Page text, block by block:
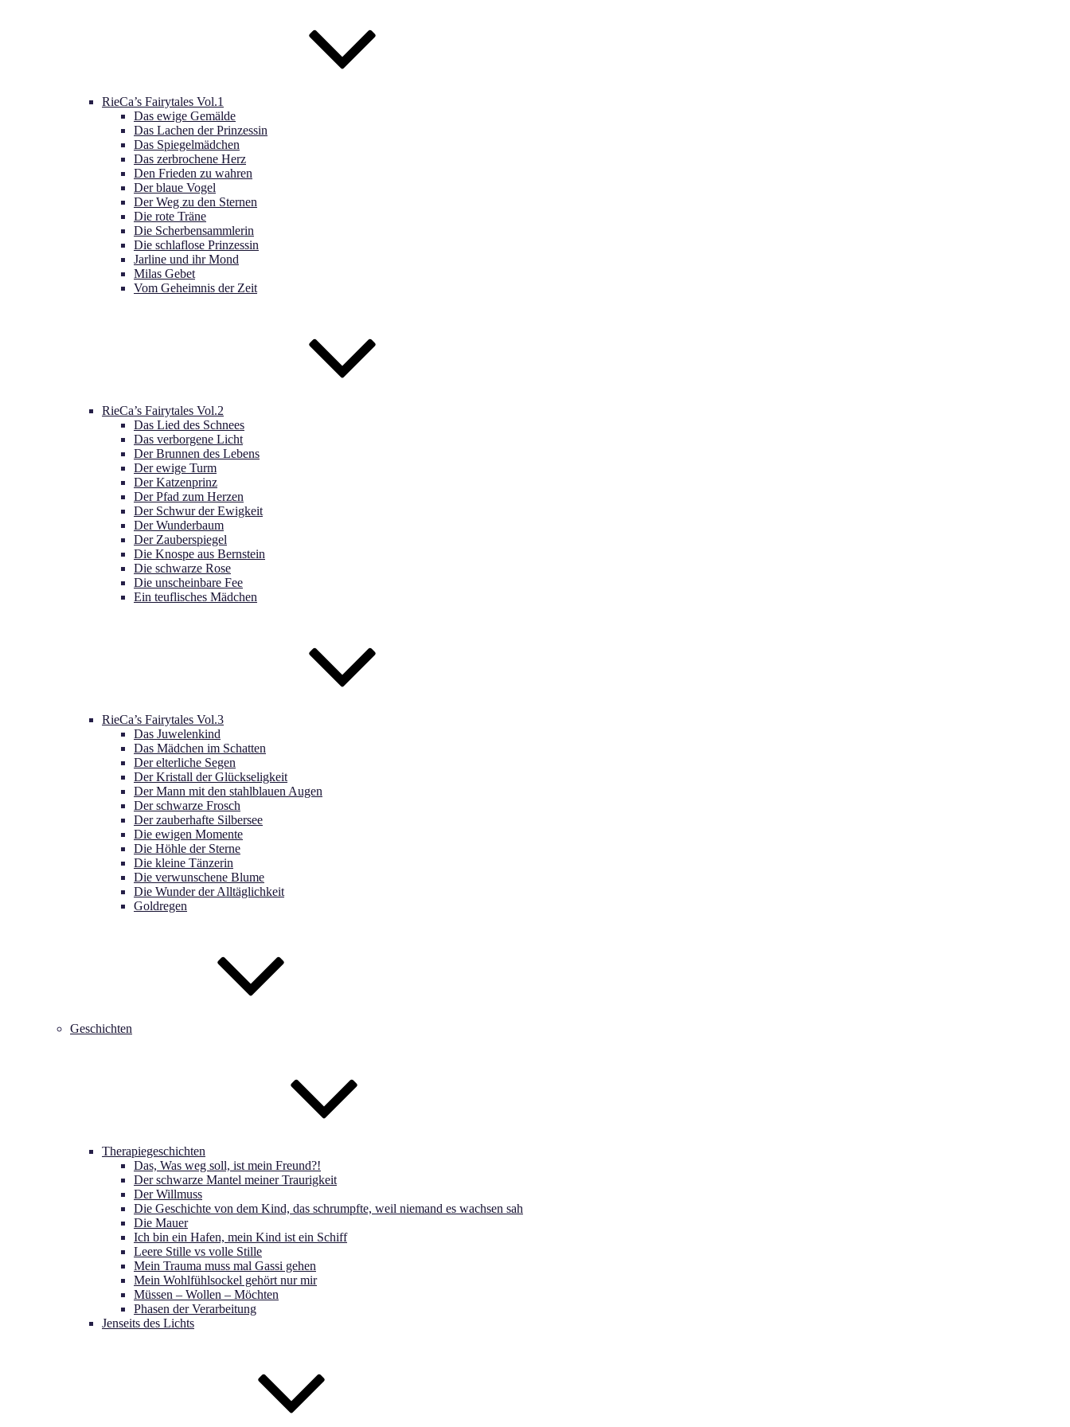
RieCa’s Fairytales Vol.1
Das ewige Gemälde
Das Lachen der Prinzessin
Das Spiegelmädchen
Das zerbrochene Herz
Den Frieden zu wahren
Der blaue Vogel
Der Weg zu den Sternen
Die rote Träne
Die Scherbensammlerin
Die schlaflose Prinzessin
Jarline und ihr Mond
Milas Gebet
Vom Geheimnis der Zeit
RieCa’s Fairytales Vol.2
Das Lied des Schnees
Das verborgene Licht
Der Brunnen des Lebens
Der ewige Turm
Der Katzenprinz
Der Pfad zum Herzen
Der Schwur der Ewigkeit
Der Wunderbaum
Der Zauberspiegel
Die Knospe aus Bernstein
Die schwarze Rose
Die unscheinbare Fee
Ein teuflisches Mädchen
RieCa’s Fairytales Vol.3
Das Juwelenkind
Das Mädchen im Schatten
Der elterliche Segen
Der Kristall der Glückseligkeit
Der Mann mit den stahlblauen Augen
Der schwarze Frosch
Der zauberhafte Silbersee
Die ewigen Momente
Die Höhle der Sterne
Die kleine Tänzerin
Die verwunschene Blume
Die Wunder der Alltäglichkeit
Goldregen
Geschichten
Therapiegeschichten
Das, Was weg soll, ist mein Freund?!
Der schwarze Mantel meiner Traurigkeit
Der Willmuss
Die Geschichte von dem Kind, das schrumpfte, weil niemand es wachsen sah
Die Mauer
Ich bin ein Hafen, mein Kind ist ein Schiff
Leere Stille vs volle Stille
Mein Trauma muss mal Gassi gehen
Mein Wohlfühlsockel gehört nur mir
Müssen – Wollen – Möchten
Phasen der Verarbeitung
Jenseits des Lichts